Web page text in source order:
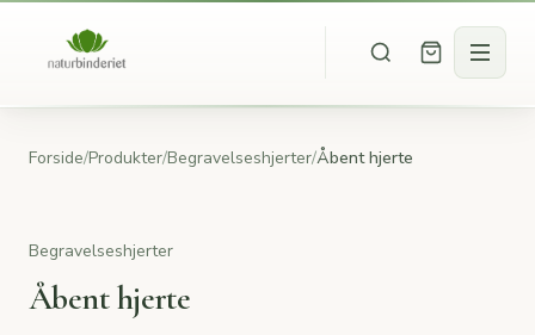
Forside/Produkter/Begravelseshjerter/Åbent hjerte
Begravelseshjerter
Åbent hjerte